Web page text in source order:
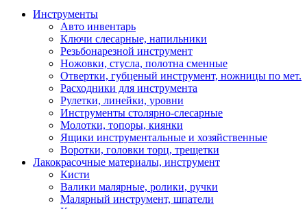
Инструменты
Авто инвентарь
Ключи слесарные, напильники
Резьбонарезной инструмент
Ножовки, стусла, полотна сменные
Отвертки, губценый инструмент, ножницы по мет.
Расходники для инструмента
Рулетки, линейки, уровни
Инструменты столярно-слесарные
Молотки, топоры, киянки
Ящики инструментальные и хозяйственные
Воротки, головки торц, трещетки
Лакокрасочные материалы, инструмент
Кисти
Валики малярные, ролики, ручки
Малярный инструмент, шпатели